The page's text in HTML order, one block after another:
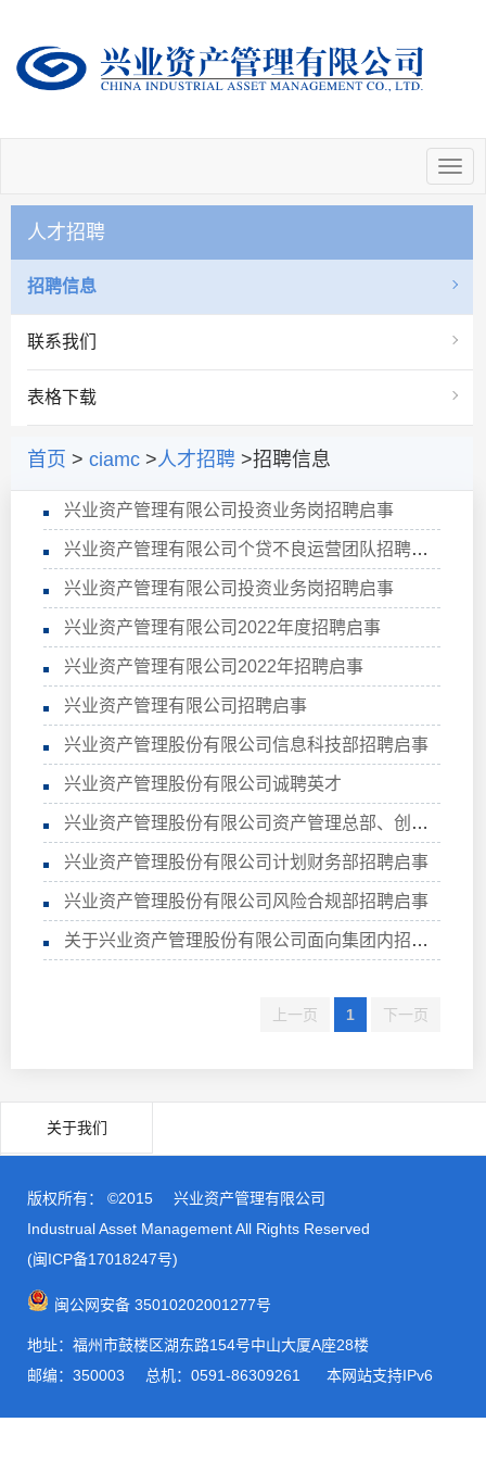
人才招聘
招聘信息
联系我们
表格下载
首页 > ciamc >人才招聘 >招聘信息
兴业资产管理有限公司投资业务岗招聘启事
兴业资产管理有限公司个贷不良运营团队招聘启事
兴业资产管理有限公司投资业务岗招聘启事
兴业资产管理有限公司2022年度招聘启事
兴业资产管理有限公司2022年招聘启事
兴业资产管理有限公司招聘启事
兴业资产管理股份有限公司信息科技部招聘启事
兴业资产管理股份有限公司诚聘英才
兴业资产管理股份有限公司资产管理总部、创新投资部招聘启事
兴业资产管理股份有限公司计划财务部招聘启事
兴业资产管理股份有限公司风险合规部招聘启事
关于兴业资产管理股份有限公司面向集团内招聘的通知
上一页 1 下一页
关于我们
版权所有： ©2015
兴业资产管理有限公司
Industrual Asset Management All Rights Reserved
(闽ICP备17018247号)
闽公网安备 35010202001277号
地址：福州市鼓楼区湖东路154号中山大厦A座28楼
邮编：350003
总机：0591-86309261 本网站支持IPv6